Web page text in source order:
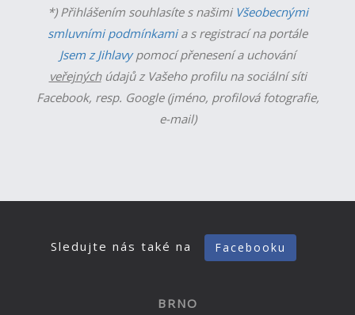
*) Přihlášením souhlasíte s našimi Všeobecnými
smluvními podmínkamia s registrací na portále
Jsem z Jihlavypomocí přenesení a uchování
veřejnýchúdajů z Vašeho profilu na sociální síti
Facebook, resp. Google (jméno, profilová fotografie,
e-mail)
Sledujte nás také na Facebooku
BRNO